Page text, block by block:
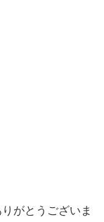
がとうございま